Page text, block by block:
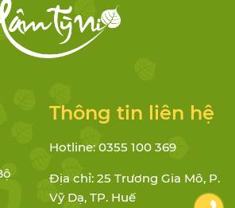
Thông tin liên hệ
Hotline: 0355 100 369
Địa chỉ: 25 Trương Gia Mô, P.
Vỹ Dạ, TP. Huế